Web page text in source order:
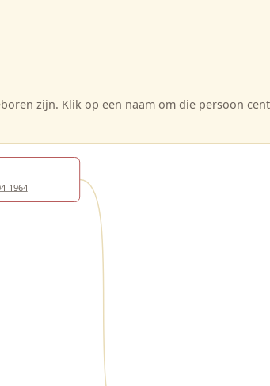
zijn. Klik op een naam om die persoon
1964